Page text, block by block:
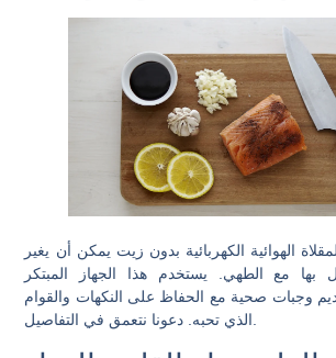
الهوائية الكهربائية بدون زيت يمكن أن يغير
بها مع الطهي. يستخدم هذا الجهاز المبتكر
وجبات صحية مع الحفاظ على النكهات والقوام